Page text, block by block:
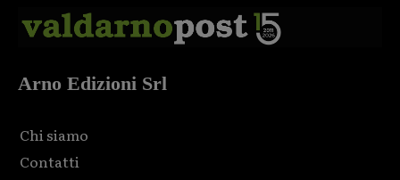
Arno Edizioni Srl
Chi siamo
Contatti